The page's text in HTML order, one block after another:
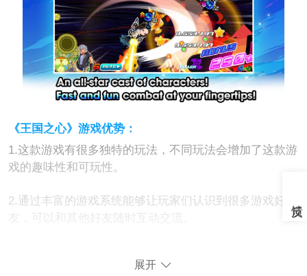
《王国之心》游戏优势：
1.这款游戏有很多独特的玩法，不同玩法会增加了这款游
戏的趣味性和可玩性。
2.通过丰富的游戏系统能够让玩家们认识到很多游戏好
友，可以和其他好友随时互动交流。
败敌人，也会看到非常炫酷的打击特效。
展开